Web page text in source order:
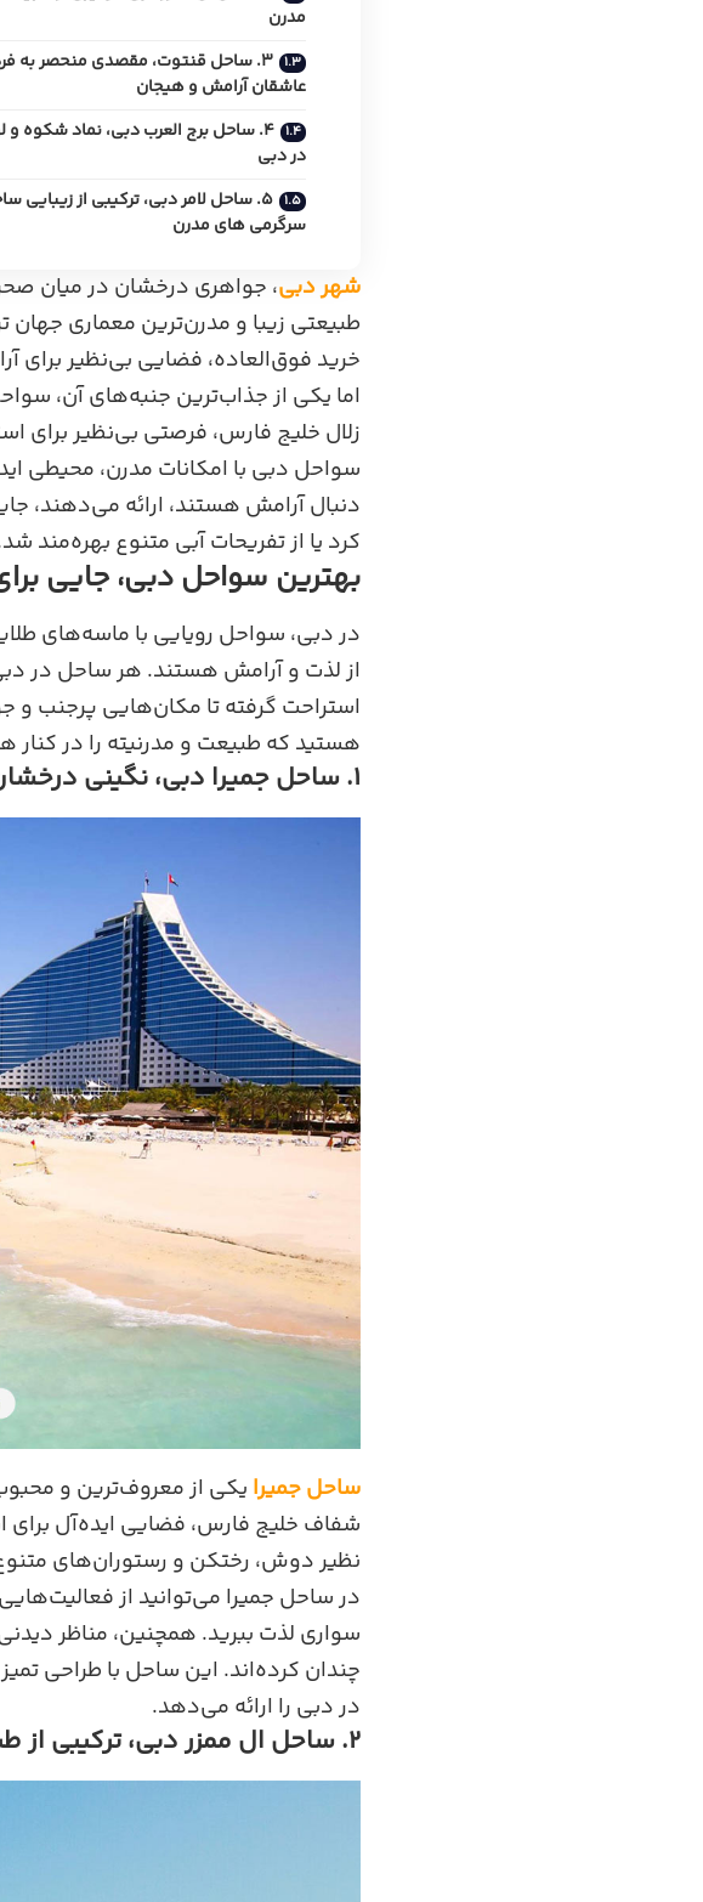
مدرن
3. ساحل قنتوت، مقصدی منحصر به‌
عاشقان آرامش و هیجان
4. ساحل برج العرب دبی، نماد شکوه
در دبی
5. ساحل لامر دبی، ترکیبی از زیبایی
سرگرمی‌ های مدرن
شهر دبی، جواهری درخشان در میان
طبیعتی زیبا و مدرن‌ترین معماری
خرید فوق‌العاده، فضایی بی‌نظیر برای
اما یکی از جذاب‌ترین جنبه‌های آن،
زلال خلیج فارس، فرصتی بی‌نظیر برای
سواحل دبی با امکانات مدرن، محیطی
دنبال آرامش هستند، ارائه می‌دهند،
کرد یا از تفریحات آبی متنوع بهره‌مند
بهترین سواحل دبی، جایی
در دبی، سواحل رویایی با ماسه‌های
از لذت و آرامش هستند. هر ساحل در
استراحت گرفته تا مکان‌هایی پرجنب‌
هستید که طبیعت و مدرنیته را در
1. ساحل جمیرا دبی، نگینی درخشان در میان سواحل دبی
ساحل جمیرا یکی از معروف‌ترین و
شفاف خلیج فارس، فضایی ایده‌آل برای
نظیر دوش، رختکن و رستوران‌های
در ساحل جمیرا می‌توانید از
سواری لذت ببرید. همچنین، مناظر
چندان کرده‌اند. این ساحل با طراحی
در دبی را ارائه می‌دهد.
2. ساحل ال ممزر دبی، ترکیبی از طبیعت و امکانات مدرن